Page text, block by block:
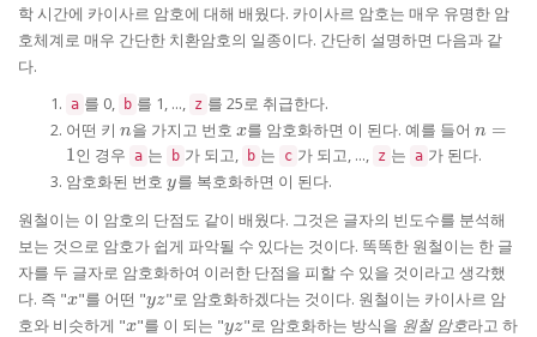
학 시간에 카이사르 암호에 대해 배웠다. 카이사르 암호는 매우 유명한 암
호체계로 매우 간단한 치환암호의 일종이다. 간단히 설명하면 다음과 같
다.
a 를 0, b 를 1, ..., z 를 25로 취급한다.
어떤 키 n
n을 가지고 번호 x
x를 암호화하면 이 된다. 예를 들어 n
=
n =
1인 경우 a 는 b 가 되고, b 는 c 가 되고, ..., z 는 a 가 된다.
암호화된 번호 y
y를 복호화하면 이 된다.
원철이는 이 암호의 단점도 같이 배웠다. 그것은 글자의 빈도수를 분석해
보는 것으로 암호가 쉽게 파악될 수 있다는 것이다. 똑똑한 원철이는 한 글
자를 두 글자로 암호화하여 이러한 단점을 피할 수 있을 것이라고 생각했
다. 즉 "x
x"를 어떤 "yz
yz"로 암호화하겠다는 것이다. 원철이는 카이사르 암
호와 비슷하게 "x
x"를 이 되는 "yz
yz"로 암호화하는 방식을 원철 암호라고 하